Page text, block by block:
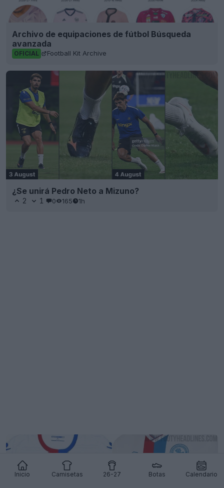
Inicio Camisetas 26-27 Botas Calendario
Archivo de equipaciones de fútbol Búsqueda
avanzada
OFICIAL Football Kit Archive
¿Se unirá Pedro Neto a Mizuno?
2 1 0 165 1h